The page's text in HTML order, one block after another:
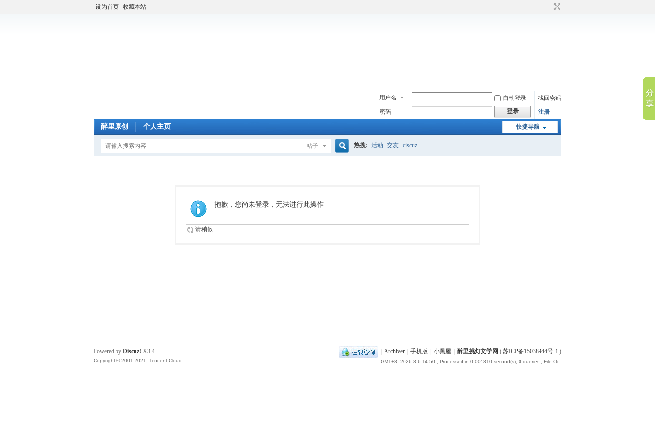
设为首页 收藏本站
用户名 自动登录
找回密码
密码
登录 注册
快捷导航
醉里原创 个人主页
帖子 热搜: 活动 交友 discuz
抱歉，您尚未登录，无法进行此操作
请稍候...
Archiver 手机版 小黑屋 醉里挑灯文学网 ( 苏ICP备15038944号-1 )
GMT+8, 2026-8-6 14:50 , Processed in 0.001810 second(s), 0 queries , File On.
Powered by Discuz! X3.4
Copyright © 2001-2021, Tencent Cloud.